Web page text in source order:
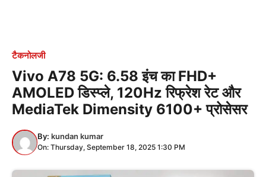
टैकनोलजी
Vivo A78 5G: 6.58 इंच का FHD+
AMOLED डिस्प्ले, 120Hz रिफ्रेश रेट और
MediaTek Dimensity 6100+ प्रोसेसर
By: kundan kumar
On: Thursday, September 18, 2025 1:30 PM